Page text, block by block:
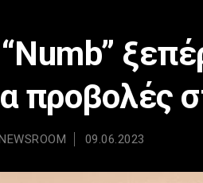
προβολές
09.06.2023